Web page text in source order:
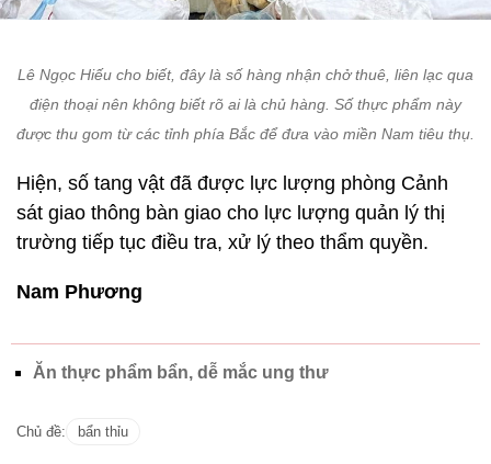
Lê Ngọc Hiếu cho biết, đây là số hàng nhận chở thuê, liên lạc qua
điện thoại nên không biết rõ ai là chủ hàng. Số thực phẩm này
được thu gom từ các tỉnh phía Bắc để đưa vào miền Nam tiêu thụ.
Hiện, số tang vật đã được lực lượng phòng Cảnh
sát giao thông bàn giao cho lực lượng quản lý thị
trường tiếp tục điều tra, xử lý theo thẩm quyền.
Nam Phương
Ăn thực phẩm bẩn, dễ mắc ung thư
Chủ đề: bẩn thỉu